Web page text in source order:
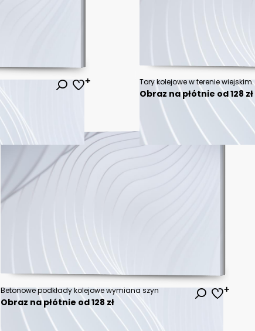
Tory kolejowe w terenie wiejskim.
Obraz na płótnie od 128 zł
Betonowe podkłady kolejowe wymiana szyn
Obraz na płótnie od 128 zł